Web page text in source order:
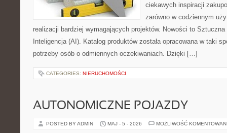
ciekawych inspiracji
zarówno w codziennym
realizacji bardziej wymagających projektów. Nowości to
Inteligencja (AI). Katalog produktów została opracowana w taki
potrzeby osób o odmiennych oczekiwaniach. Dzięki […]
CATEGORIES: NIERUCHOMOŚCI
AUTONOMICZNE POJAZDY
POSTED BY ADMIN MAJ - 5 - 2026 MOŻLIWOŚĆ